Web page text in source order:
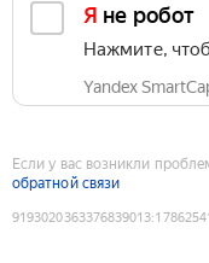
Я не робот
Нажмите,
Yandex
Если у вас возникли
обратной связи
9193020363376839013: